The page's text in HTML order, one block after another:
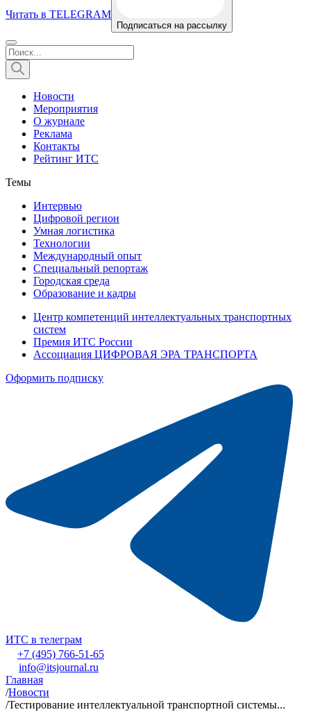
Читать в TELEGRAM
Подписаться на рассылку
Новости
Мероприятия
О журнале
Реклама
Контакты
Рейтинг ИТС
Темы
Интервью
Цифровой регион
Умная логистика
Технологии
Международный опыт
Специальный репортаж
Городская среда
Образование и кадры
Центр компетенций интеллектуальных транспортных
систем
Премия ИТС России
Ассоциация ЦИФРОВАЯ ЭРА ТРАНСПОРТА
Оформить подписку
ИТС в телеграм
+7 (495) 766-51-65
info@itsjournal.ru
Главная
/Новости
/Тестирование интеллектуальной транспортной системы...